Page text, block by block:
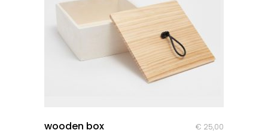
wooden box € 25,00